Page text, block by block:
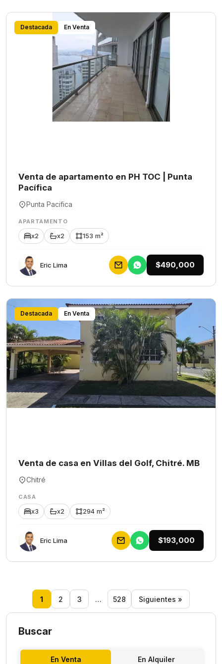
Destacada En Venta
Venta de apartamento en PH TOC | Punta
Pacífica
Punta Pacifica
APARTAMENTO
x2 x2 153 m²
Eric Lima $490,000
Destacada En Venta
Venta de casa en Villas del Golf, Chitré. MB
Chitré
CASA
x3 x2 294 m²
Eric Lima $193,000
1 2 3 … 528 Siguientes »
Buscar
En Venta En Alquiler